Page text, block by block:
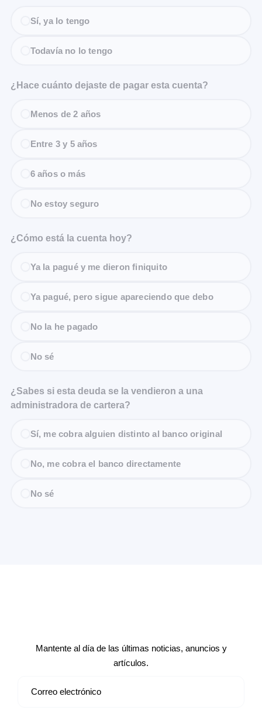
Sí, ya lo tengo
Todavía no lo tengo
¿Hace cuánto dejaste de pagar esta cuenta?
Menos de 2 años
Entre 3 y 5 años
6 años o más
No estoy seguro
¿Cómo está la cuenta hoy?
Ya la pagué y me dieron finiquito
Ya pagué, pero sigue apareciendo que debo
No la he pagado
No sé
¿Sabes si esta deuda se la vendieron a una
administradora de cartera?
Sí, me cobra alguien distinto al banco original
No, me cobra el banco directamente
No sé
Mantente al día de las últimas noticias, anuncios y
artículos.